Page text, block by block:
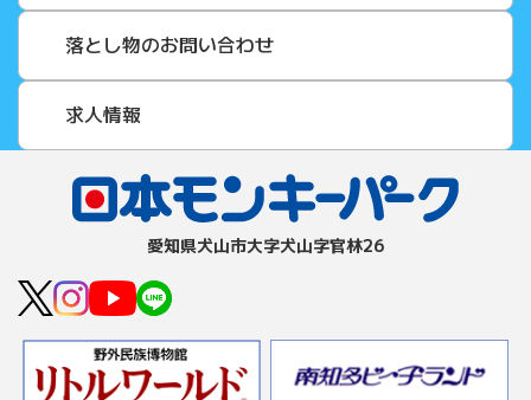
落とし物のお問い合わせ
求人情報
愛知県⽝⼭市⼤字⽝⼭字官林26